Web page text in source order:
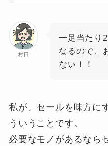
村田
一足当たり
なるので、
ない！！
私が、セールを味方に
ういうことです。
必要なモノがあるなら